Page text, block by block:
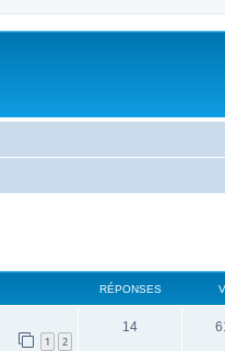
RÉPONSES
1 2
14